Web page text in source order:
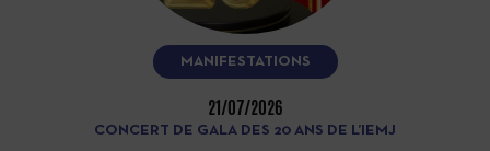
MANIFESTATIONS
21/07/2026
CONCERT DE GALA DES 20 ANS DE L’IEMJ